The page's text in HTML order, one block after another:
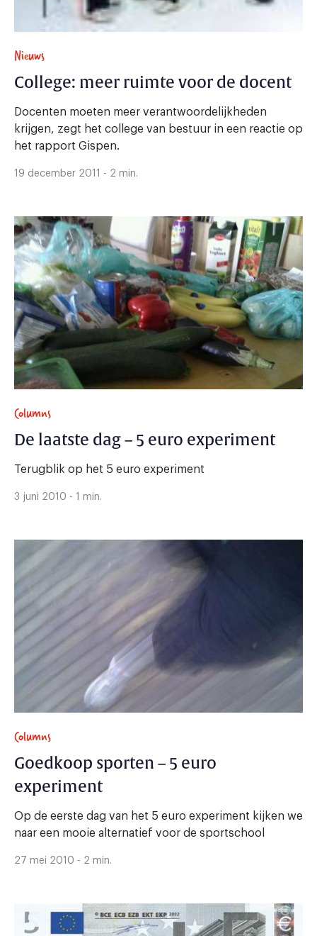
Nieuws
College: meer ruimte voor de docent
Docenten moeten meer verantwoordelijkheden
krijgen, zegt het college van bestuur in een reactie op
het rapport Gispen.
19 december 2011 - 2 min.
Columns
De laatste dag – 5 euro experiment
Terugblik op het 5 euro experiment
3 juni 2010 - 1 min.
Columns
Goedkoop sporten – 5 euro
experiment
Op de eerste dag van het 5 euro experiment kijken we
naar een mooie alternatief voor de sportschool
27 mei 2010 - 2 min.